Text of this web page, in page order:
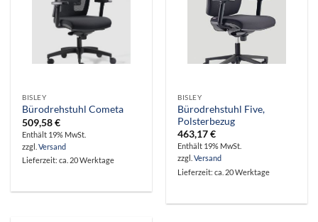
BISLEY
Bürodrehstuhl Cometa
509,58€
Enthält 19% MwSt.
zzgl.Versand
Lieferzeit: ca. 20 Werktage
BISLEY
Bürodrehstuhl Five,
Polsterbezug
463,17€
Enthält 19% MwSt.
zzgl.Versand
Lieferzeit: ca. 20 Werktage